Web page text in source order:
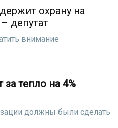
охрану на
депутат
внимание
тепло на 4%
должны были сделать